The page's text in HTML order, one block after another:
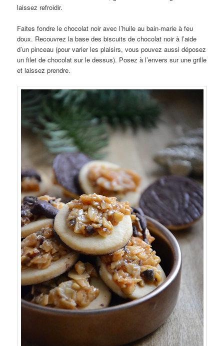
laissez refroidir.
Faites fondre le chocolat noir avec l’huile au bain-marie à feu
doux. Recouvrez la base des biscuits de chocolat noir à l’aide
d’un pinceau (pour varier les plaisirs, vous pouvez aussi déposez
un filet de chocolat sur le dessus). Posez à l’envers sur une grille
et laissez prendre.